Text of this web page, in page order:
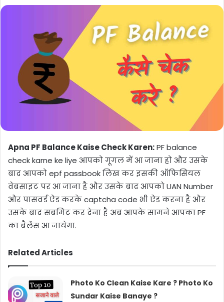
Apna PF Balance Kaise Check Karen:PF balance
check karne ke liye आपको गूगल में आ जाना हो और उसके
बाद आपको epf passbook लिख कर इसकी ऑफिसियल
वेबसाइट पर आ जाना है और उसके बाद आपको UAN Number
और पासवर्ड ऐड करके captcha code भी ऐड करना है और
उसके बाद सबमिट कर देना है अब आपके सामने आपका PF
का बैलेंस आ जायेगा.
Related Articles
Photo Ko Clean Kaise Kare ? Photo Ko
Sundar Kaise Banaye ?